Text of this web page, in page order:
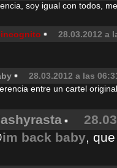
soy igual con todos,
28.03.2012 a
28.03.2012 a las
entre un cartel
im back baby,